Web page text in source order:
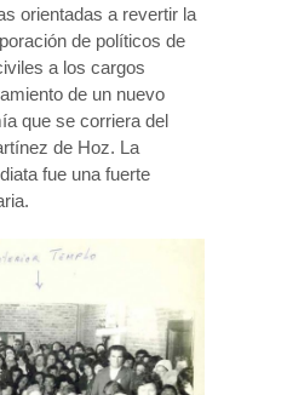
orientadas a revertir la
de políticos de
a los cargos
de un nuevo
que se corriera del
de Hoz. La
fue una fuerte